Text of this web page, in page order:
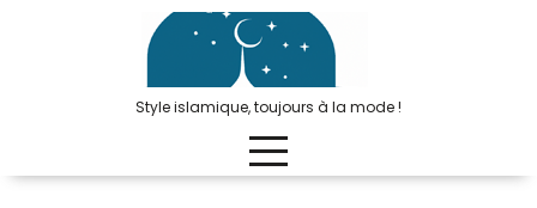
Style islamique, toujours à la mode !